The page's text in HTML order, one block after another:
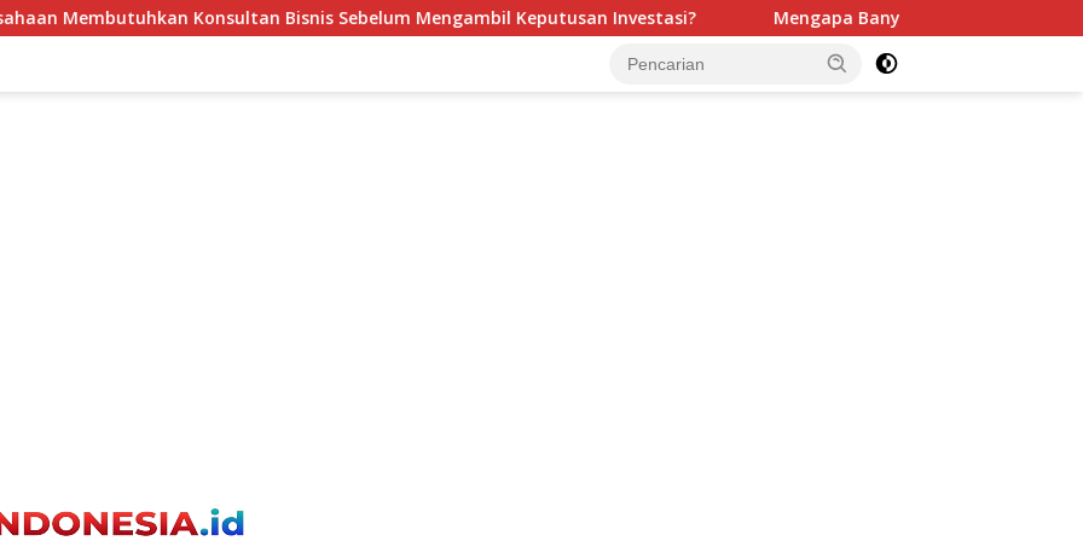
Bisnis Sebelum Mengambil Keputusan Investasi? Mengapa Banyak Bisnis Berhenti Bertumbuh? Jawabannya Bukan